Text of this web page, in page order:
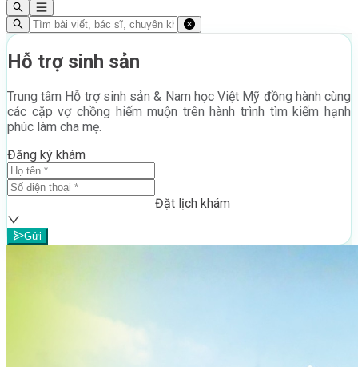
Hỗ trợ sinh sản
Trung tâm Hỗ trợ sinh sản & Nam học Việt Mỹ đồng hành cùng
các cặp vợ chồng hiếm muộn trên hành trình tìm kiếm hạnh
phúc làm cha mẹ.
Đăng ký khám
Đặt lịch khám
Gửi